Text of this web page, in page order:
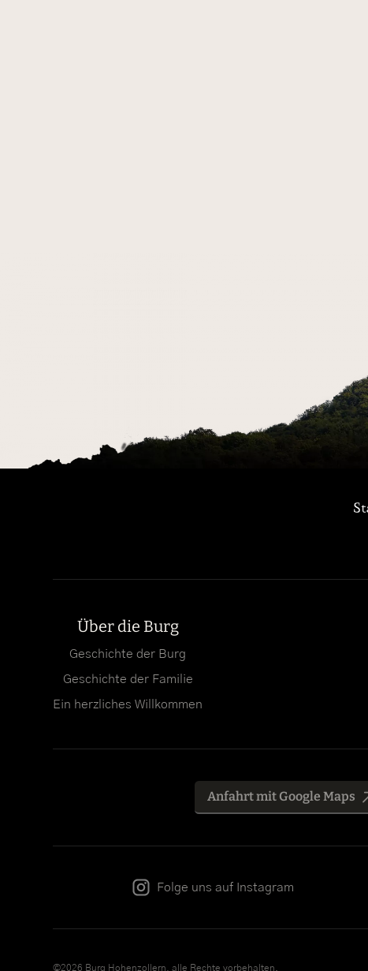
Über die Burg
Geschichte der Burg
Geschichte der Familie
Ein herzliches Willkommen
Anfahrt mit Google Maps
Folge uns auf Instagram
©2026 Burg Hohenzollern, alle Rechte vorbehalten.